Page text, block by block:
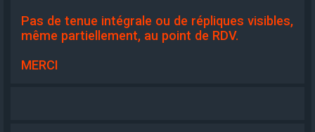
Pas de tenue intégrale ou de répliques visibles,
même partiellement, au point de RDV.
MERCI